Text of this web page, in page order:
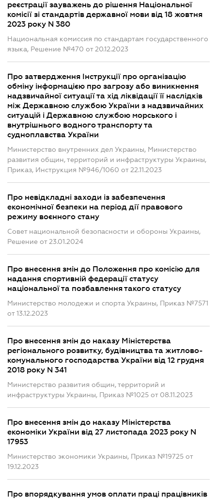
реєстрації зауважень до рішення Національної
комісії зі стандартів державної мови від 18 жовтня
2023 року N 380
Национальная комиссия по стандартам государственного
языка, Решение №470 от 20.12.2023
Про затвердження Інструкції про організацію
обміну інформацією про загрозу або виникнення
надзвичайної ситуації та хід ліквідації її наслідків
між Державною службою України з надзвичайних
ситуацій і Державною службою морського і
внутрішнього водного транспорту та
судноплавства України
Министерство внутренних дел Украины, Министерство
развития общин, территорий и инфраструктуры Украины,
Приказ, Инструкция №946/1060 от 22.11.2023
Про невідкладні заходи із забезпечення
економічної безпеки на період дії правового
режиму воєнного стану
Совет национальной безопасности и обороны Украины,
Решение от 23.01.2024
Про внесення змін до Положення про комісію для
надання спортивній федерації статусу
національної та позбавлення такого статусу
Министерство молодежи и спорта Украины, Приказ №7571
от 13.12.2023
Про внесення змін до наказу Міністерства
регіонального розвитку, будівництва та житлово-
комунального господарства України від 12 грудня
2018 року N 341
Министерство развития общин, территорий и
инфраструктуры Украины, Приказ №1025 от 08.11.2023
Про внесення змін до наказу Міністерства
економіки України від 27 листопада 2023 року N
17953
Министерство экономики Украины, Приказ №19725 от
19.12.2023
Про впорядкування умов оплати праці працівників